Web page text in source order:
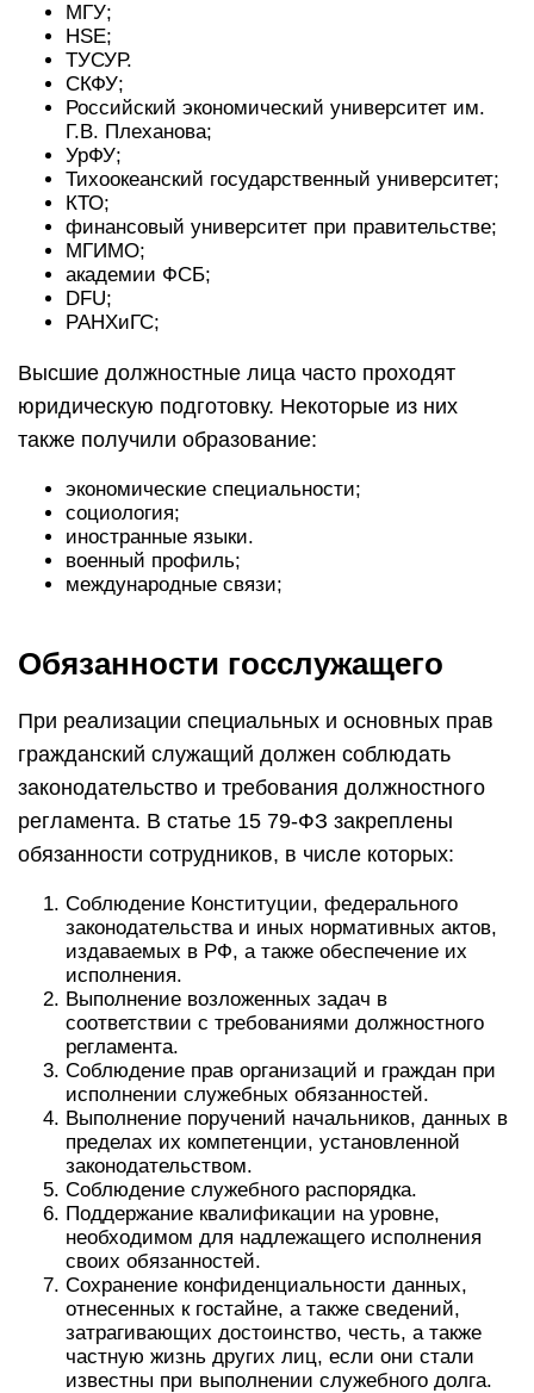
МГУ;
HSE;
ТУСУР.
СКФУ;
Российский экономический университет им.
Г.В. Плеханова;
УрФУ;
Тихоокеанский государственный университет;
КТО;
финансовый университет при правительстве;
МГИМО;
академии ФСБ;
DFU;
РАНХиГС;
Высшие должностные лица часто проходят
юридическую подготовку. Некоторые из них
также получили образование:
экономические специальности;
социология;
иностранные языки.
военный профиль;
международные связи;
Обязанности госслужащего
При реализации специальных и основных прав
гражданский служащий должен соблюдать
законодательство и требования должностного
регламента. В статье 15 79-ФЗ закреплены
обязанности сотрудников, в числе которых:
Соблюдение Конституции, федерального
законодательства и иных нормативных актов,
издаваемых в РФ, а также обеспечение их
исполнения.
Выполнение возложенных задач в
соответствии с требованиями должностного
регламента.
Соблюдение прав организаций и граждан при
исполнении служебных обязанностей.
Выполнение поручений начальников, данных в
пределах их компетенции, установленной
законодательством.
Соблюдение служебного распорядка.
Поддержание квалификации на уровне,
необходимом для надлежащего исполнения
своих обязанностей.
Сохранение конфиденциальности данных,
отнесенных к гостайне, а также сведений,
затрагивающих достоинство, честь, а также
частную жизнь других лиц, если они стали
известны при выполнении служебного долга.